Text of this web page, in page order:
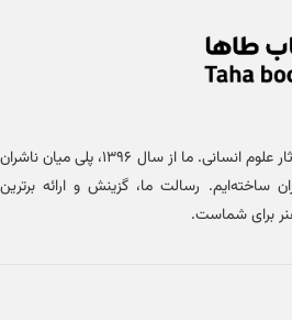
خانه کتاب طاها، مرجع تخصصی آثار علوم انسانی. ما از سال ۱۳۹۶، پلی میان ناشران
ساخته‌ایم. رسالت ما، گزینش و ارائه برترین
برای شماست.